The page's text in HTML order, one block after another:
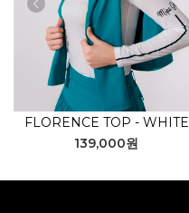
FLORENCE TOP - WHITE
139,000원